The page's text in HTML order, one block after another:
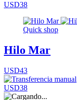
USD38
Quick shop
Hilo Mar
USD43
USD38